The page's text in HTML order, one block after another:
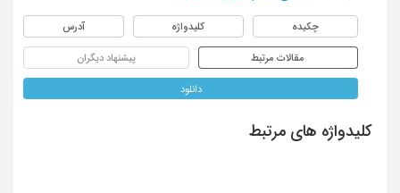
چکیده کلیدواژه آدرس
مقالات مرتبط پیشنهاد دیگران
دانلود
کلیدواژه های مرتبط